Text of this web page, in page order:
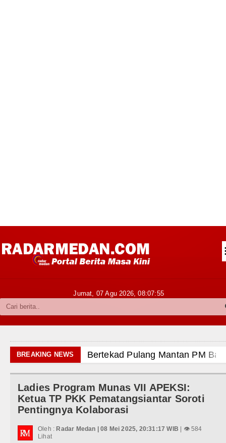
Kabupaten Karo
Politik
Hiburan
Olahraga
Jumat, 07 Agu 2026,08:07:57
BREAKING NEWS Bertekad Pulang Mantan PM
PSG vs Manchester United Laga
Juventus vs Inter Milan
Ladies Program Munas VII APEKSI:
Ketua TP PKK Pematangsiantar Soroti
Pentingnya Kolaborasi
Oleh : Radar Medan | 08 Mei 2025, 20:31:17 WIB | 👁 584
Lihat